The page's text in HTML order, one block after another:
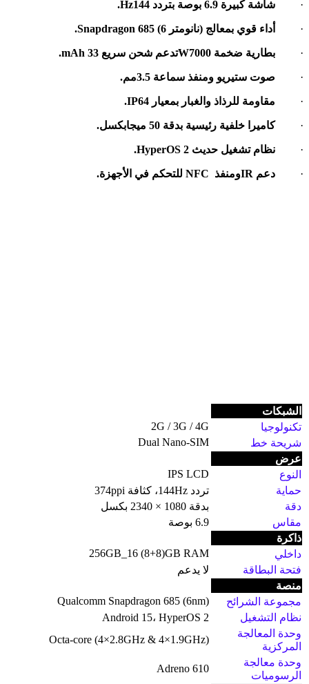
· شاشة كبيرة 6.9 بوصة بتردد 144 Hz.
· أداء قوي بمعالج Snapdragon 685 (6 نانومتر).
· بطارية ضخمة 7000 mAh تدعم شحن سريع 33W.
· صوت ستيريو ومنفذ سماعة 3.5مم .
· مقاومة للرذاذ والغبار بمعيار IP64.
·كاميرا خلفية رئيسية بدقة 50 ميجابكسل .
· نظام تشغيل حديث HyperOS 2.
· دعم NFC ومنفذIR للتحكم في الأجهزة.
الشبكات
تكنولوجيا
2G / 3G / 4G
شريحة خط
Dual Nano-SIM
عرض
النوع
IPS LCD
حماية
تردد 144Hz، كثافة 374ppi
دقة
بدقة 1080 × 2340 بكسل
مقاس
6.9 بوصة
ذاكرة
داخلي
256GB_16 (8+8)GB RAM
فتحة البطاقة
لا يدعم
منصة
مجموعة الشرائح
Qualcomm Snapdragon 685 (6nm)
نظام التشغيل
Android 15، HyperOS 2
وحدة المعالجة
المركزية
Octa-core (4×2.8GHz & 4×1.9GHz)
وحدة معالجة
الرسوميات
Adreno 610